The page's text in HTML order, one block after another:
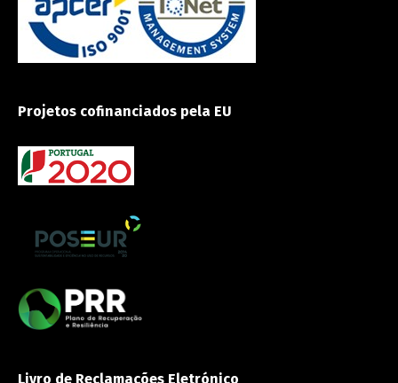
Projetos cofinanciados pela EU
Livro de Reclamações Eletrónico